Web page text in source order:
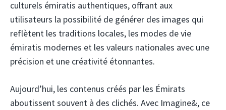
culturels émiratis authentiques, offrant aux
utilisateurs la possibilité de générer des images qui
reflètent les traditions locales, les modes de vie
émiratis modernes et les valeurs nationales avec une
précision et une créativité étonnantes.
Aujourd’hui, les contenus créés par les Émirats
aboutissent souvent à des clichés. Avec Imagine&, ce